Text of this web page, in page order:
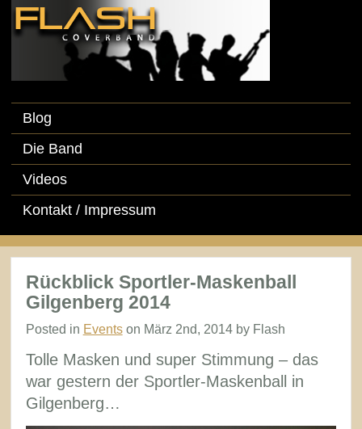
Blog
Die Band
Videos
Kontakt / Impressum
Rückblick Sportler-Maskenball
Gilgenberg 2014
Posted in Eventson März 2nd, 2014 by Flash
Tolle Masken und super Stimmung – das
war gestern der Sportler-Maskenball in
Gilgenberg…